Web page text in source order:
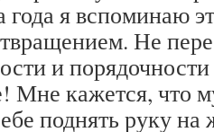
года я вспоминаю
Не
и
Мне кажется, что
поднять руку